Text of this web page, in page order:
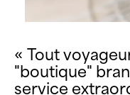
« Tout
"boutique"
service